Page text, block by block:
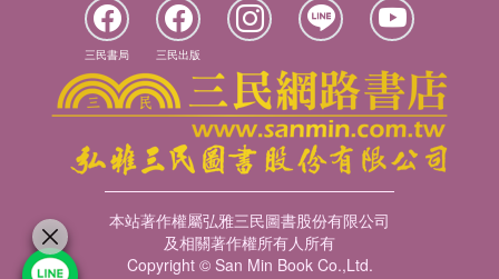
三民書局 三民出版
本站著作權屬弘雅三民圖書股份有限公司
及相關著作權所有人所有
Copyright © San Min Book Co.,Ltd.